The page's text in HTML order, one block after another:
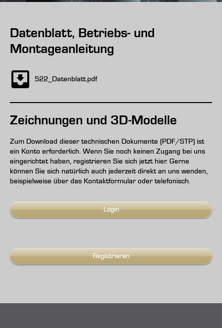
Datenblatt, Betriebs- und
Montageanleitung
522_Datenblatt.pdf
Zeichnungen und 3D-Modelle
Zum Download dieser technischen Dokumente (PDF/STP) ist
ein Konto erforderlich. Wenn Sie noch keinen Zugang bei uns
eingerichtet haben, registrieren Sie sich jetzt hier. Gerne
können Sie sich natürlich auch jederzeit direkt an uns wenden,
beispielweise über das Kontaktformular oder telefonisch.
Login
Registrieren